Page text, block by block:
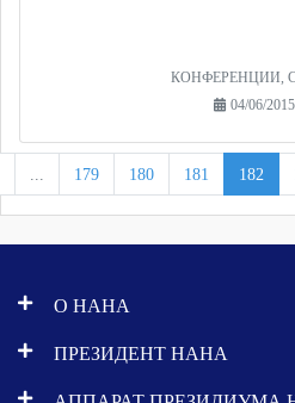
КОНФЕРЕНЦИИ,
04/06/
... 179 180 181 182
О НАНА
ПРЕЗИДЕНТ НАНА